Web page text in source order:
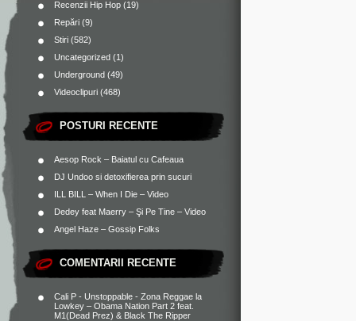
Recenzii Hip Hop (19)
Repări (9)
Stiri (582)
Uncategorized (1)
Underground (49)
Videoclipuri (468)
POSTURI RECENTE
Aesop Rock – Baiatul cu Cafeaua
DJ Undoo si detoxifierea prin sucuri
ILL BILL – When I Die – Video
Dedey feat Maerry – Şi Pe Tine – Video
Angel Haze – Gossip Folks
COMENTARII RECENTE
Cali P - Unstoppable - Zona Reggae la
Lowkey – Obama Nation Part 2 feat.
M1(Dead Prez) & Black The Ripper